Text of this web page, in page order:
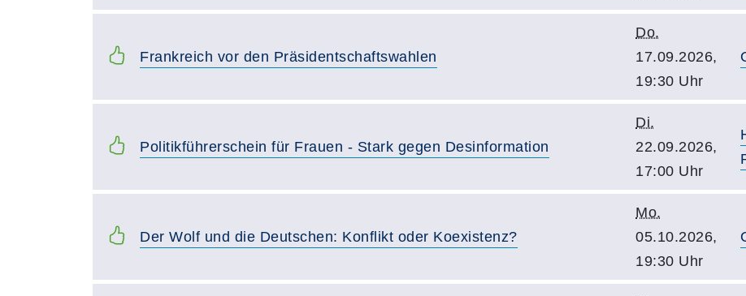
Frankreich vor den Präsidentschaftswahlen
Do.
17.09.2026,
19:30 Uhr
Politikführerschein für Frauen - Stark gegen Desinformation
Di.
22.09.2026,
17:00 Uhr
Der Wolf und die Deutschen: Konflikt oder Koexistenz?
Mo.
05.10.2026,
19:30 Uhr